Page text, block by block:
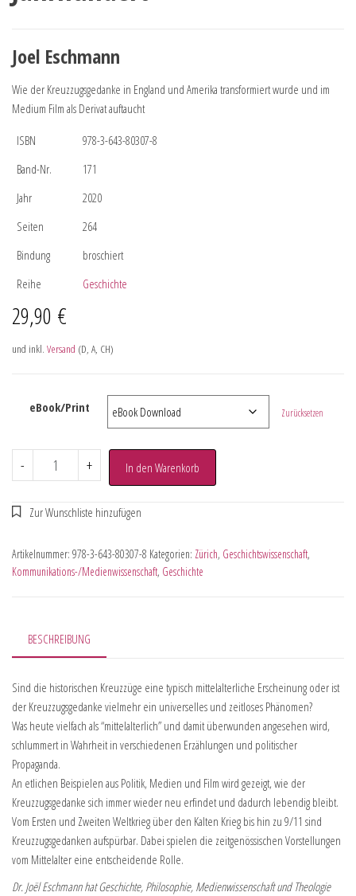
Joel Eschmann
Wie der Kreuzzugsgedanke in England und Amerika transformiert wurde und im
Medium Film als Derivat auftaucht
ISBN
978-3-643-80307-8
Band-Nr.
171
Jahr
2020
Seiten
264
Bindung
broschiert
Reihe
Geschichte
29,90 €
und inkl. Versand (D, A, CH)
eBook/Print Zurücksetzen
- + In den Warenkorb
Artikelnummer: 978-3-643-80307-8 Kategorien: Zürich, Geschichtswissenschaft,
Kommunikations-/Medienwissenschaft, Geschichte
BESCHREIBUNG
Sind die historischen Kreuzzüge eine typisch mittelalterliche Erscheinung oder ist
der Kreuzzugsgedanke vielmehr ein universelles und zeitloses Phänomen?
Was heute vielfach als “mittelalterlich” und damit überwunden angesehen wird,
schlummert in Wahrheit in verschiedenen Erzählungen und politischer
Propaganda.
An etlichen Beispielen aus Politik, Medien und Film wird gezeigt, wie der
Kreuzzugsgedanke sich immer wieder neu erfindet und dadurch lebendig bleibt.
Vom Ersten und Zweiten Weltkrieg über den Kalten Krieg bis hin zu 9/11 sind
Kreuzzugsgedanken aufspürbar. Dabei spielen die zeitgenössischen Vorstellungen
vom Mittelalter eine entscheidende Rolle.
Dr. Joël Eschmann hat Geschichte, Philosophie, Medienwissenschaft und Theologie